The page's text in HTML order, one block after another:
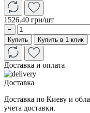
1526.40 грн/шт
−
Купить
Купить в 1 клик
Доставка и оплата
Доставка
Доставка по Киеву и
учета доставки.